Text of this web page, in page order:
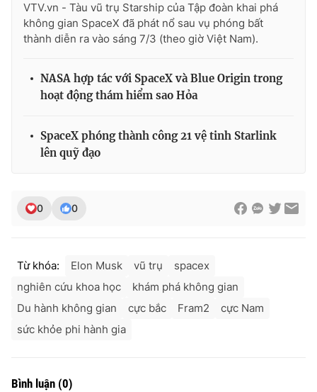
VTV.vn - Tàu vũ trụ Starship của Tập đoàn khai phá
không gian SpaceX đã phát nổ sau vụ phóng bất
thành diễn ra vào sáng 7/3 (theo giờ Việt Nam).
NASA hợp tác với SpaceX và Blue Origin trong
hoạt động thám hiểm sao Hỏa
SpaceX phóng thành công 21 vệ tinh Starlink
lên quỹ đạo
0 0
Từ khóa: Elon Musk vũ trụ
spacex
nghiên cứu khoa học
khám phá không gian
Du hành không gian
cực bắc Fram2
cực Nam
sức khỏe phi hành gia
Bình luận (0)